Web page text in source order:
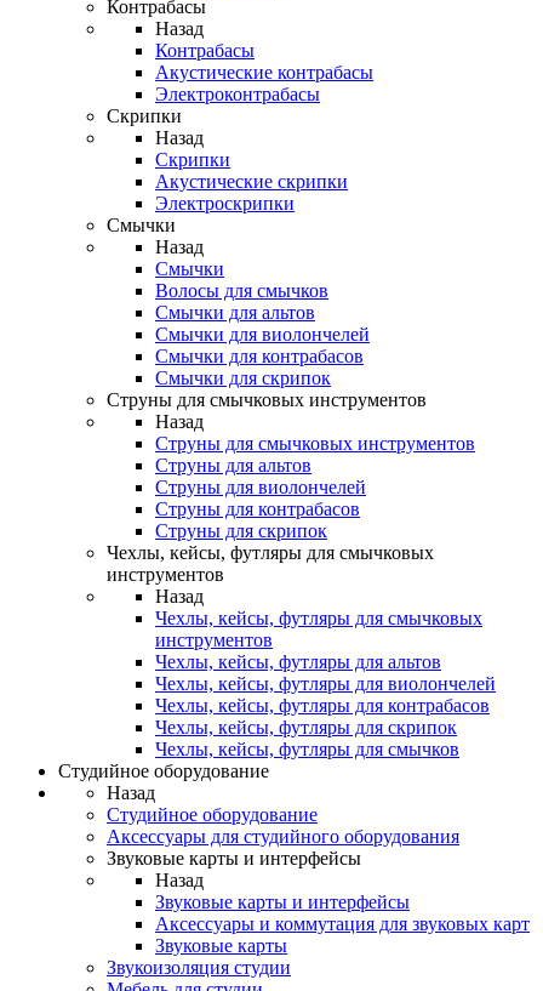
Контрабасы
Назад
Контрабасы
Акустические контрабасы
Электроконтрабасы
Скрипки
Назад
Скрипки
Акустические скрипки
Электроскрипки
Смычки
Назад
Смычки
Волосы для смычков
Смычки для альтов
Смычки для виолончелей
Смычки для контрабасов
Смычки для скрипок
Струны для смычковых инструментов
Назад
Струны для смычковых инструментов
Струны для альтов
Струны для виолончелей
Струны для контрабасов
Струны для скрипок
Чехлы, кейсы, футляры для смычковых
инструментов
Назад
Чехлы, кейсы, футляры для смычковых
инструментов
Чехлы, кейсы, футляры для альтов
Чехлы, кейсы, футляры для виолончелей
Чехлы, кейсы, футляры для контрабасов
Чехлы, кейсы, футляры для скрипок
Чехлы, кейсы, футляры для смычков
Студийное оборудование
Назад
Студийное оборудование
Аксессуары для студийного оборудования
Звуковые карты и интерфейсы
Назад
Звуковые карты и интерфейсы
Аксессуары и коммутация для звуковых карт
Звуковые карты
Звукоизоляция студии